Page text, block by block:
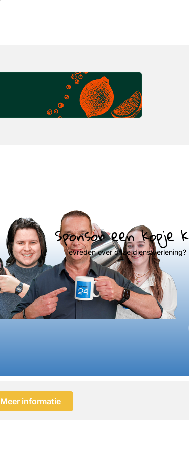
Sponsor een
Tevreden over onze dienstverlening?
Meer informatie